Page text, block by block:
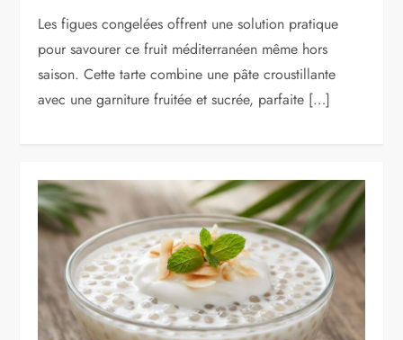
Les figues congelées offrent une solution pratique
pour savourer ce fruit méditerranéen même hors
saison. Cette tarte combine une pâte croustillante
avec une garniture fruitée et sucrée, parfaite […]